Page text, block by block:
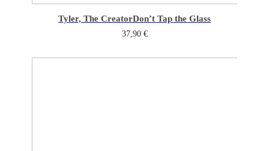
Tyler, The CreatorDon’t Tap the Glass
37,90 €